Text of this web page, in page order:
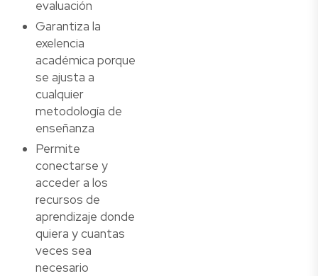
evaluación
Garantiza la
exelencia
académica porque
se ajusta a
cualquier
metodología de
enseñanza
Permite
conectarse y
acceder a los
recursos de
aprendizaje donde
quiera y cuantas
veces sea
necesario